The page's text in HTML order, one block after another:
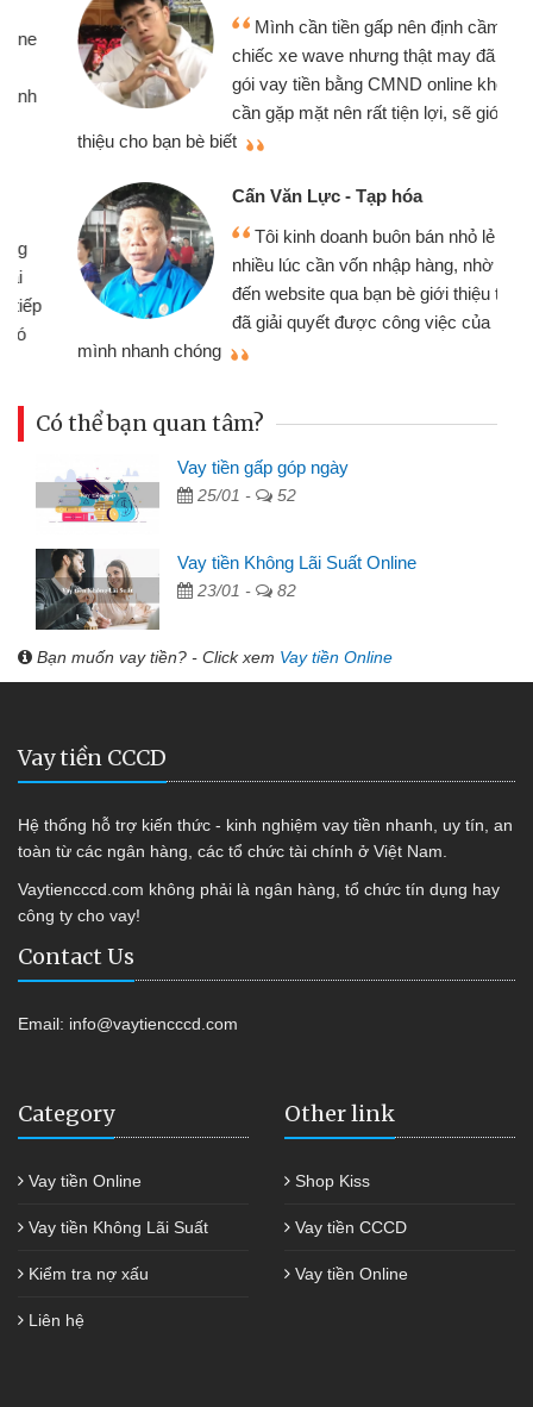
Mình cần tiền gấp nên định cầm cố
chiếc xe wave nhưng thật may đã có
gói vay tiền bằng CMND online không
cần gặp mặt nên rất tiện lợi, sẽ giới
thiệu cho bạn bè biết
Cấn Văn Lực - Tạp hóa
Tôi kinh doanh buôn bán nhỏ lẻ
nhiều lúc cần vốn nhập hàng, nhờ biết
đến website qua bạn bè giới thiệu tôi
đã giải quyết được công việc của
mình nhanh chóng
Có thể bạn quan tâm?
Vay tiền gấp góp ngày
25/01 - 52
Vay tiền Không Lãi Suất Online
23/01 - 82
Bạn muốn vay tiền? - Click xem Vay tiền Online
Vay tiền CCCD
Hệ thống hỗ trợ kiến thức - kinh nghiệm vay tiền nhanh, uy tín, an
toàn từ các ngân hàng, các tổ chức tài chính ở Việt Nam.
Vaytiencccd.com không phải là ngân hàng, tổ chức tín dụng hay
công ty cho vay!
Contact Us
Email: info@vaytiencccd.com
Category
Vay tiền Online
Vay tiền Không Lãi Suất
Kiểm tra nợ xấu
Liên hệ
Other link
Shop Kiss
Vay tiền CCCD
Vay tiền Online